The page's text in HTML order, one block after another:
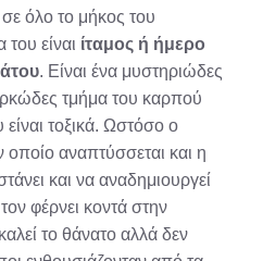
όλο το μήκος του
είναι ίταμος ή ήμερο
. Είναι ένα μυστηριώδες
τμήμα του καρπού
τοξικά. Ωστόσο ο
αναπτύσσεται και η
και να αναδημιουργεί
φέρνει κοντά στην
το θάνατο αλλά δεν